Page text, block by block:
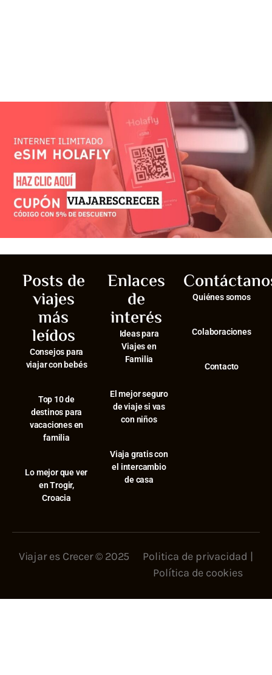
Posts de
viajes
más
leídos
Consejos para
viajar con bebés
⁠Top 10 de
destinos para
vacaciones en
familia
⁠Lo mejor que ver
en Trogir,
Croacia
Enlaces
de
interés
Ideas para
Viajes en
Familia
El mejor seguro
de viaje si vas
con niños
Viaja gratis con
el intercambio
de casa
Quiénes somos
Colaboraciones
Contacto
Viajar es Crecer © 2025 Politica de privacidad |
Política de cookies